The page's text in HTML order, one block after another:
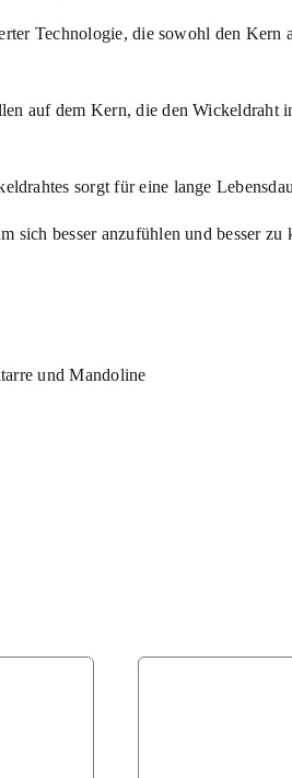
Technologie, die sowohl den Kern
auf dem Kern, die den Wickeldraht
sorgt für eine lange
sich besser anzufühlen und besser zu
und Mandoline